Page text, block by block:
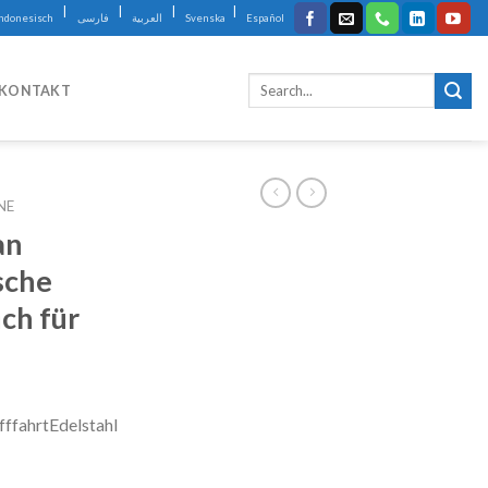
| فارسی | العربية | Svenska | Español
KONTAKT
für